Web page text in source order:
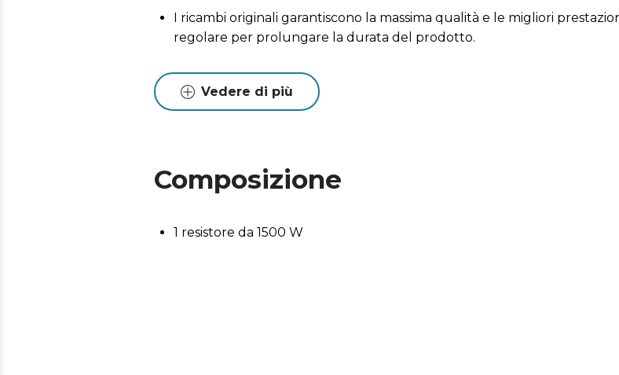
I ricambi originali garantiscono la massima qualità e le migliori
regolare per prolungare la durata del prodotto.
Vedere di più
Composizione
1 resistore da 1500 W